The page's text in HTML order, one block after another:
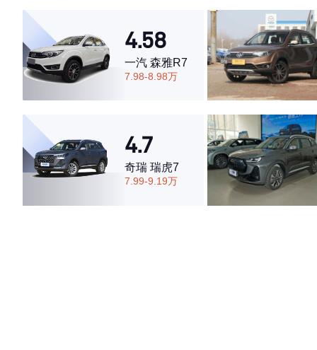
·空间表现一般，低于54%同级车
4.58
一汽 森雅R7
7.98-8.98万
4.7
奇瑞 瑞虎7
7.99-9.19万